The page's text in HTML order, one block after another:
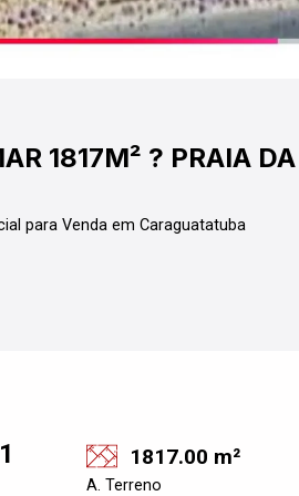
1817M² ? PRAIA
para Venda em Caraguatatuba
1817.00 m²
A. Terreno